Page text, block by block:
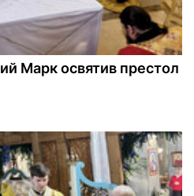
Марк освятив престол